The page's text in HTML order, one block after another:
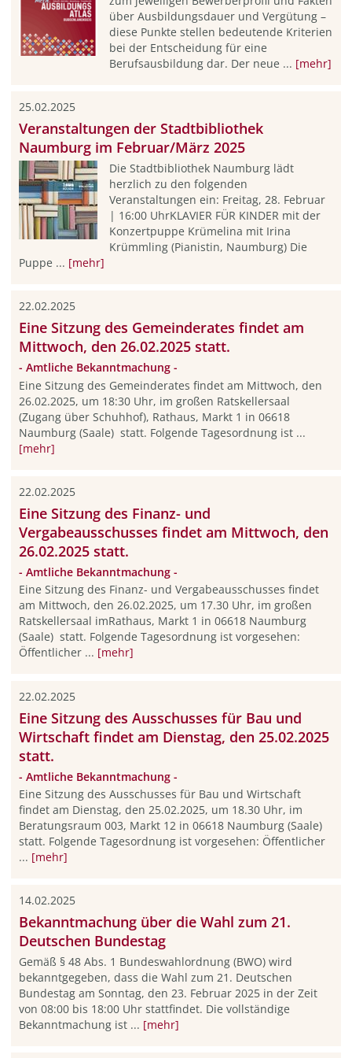
über Ausbildungsdauer und Vergütung –
diese Punkte stellen bedeutende Kriterien
bei der Entscheidung für eine
Berufsausbildung dar. Der neue ... [mehr]
25.02.2025
Veranstaltungen der Stadtbibliothek
Naumburg im Februar/März 2025
Die Stadtbibliothek Naumburg lädt
herzlich zu den folgenden
Veranstaltungen ein: Freitag, 28. Februar
| 16:00 UhrKLAVIER FÜR KINDER mit der
Konzertpuppe Krümelina mit Irina
Krümmling (Pianistin, Naumburg) Die
Puppe ... [mehr]
22.02.2025
Eine Sitzung des Gemeinderates findet am
Mittwoch, den 26.02.2025 statt.
- Amtliche Bekanntmachung -
Eine Sitzung des Gemeinderates findet am Mittwoch, den
26.02.2025, um 18:30 Uhr, im großen Ratskellersaal
(Zugang über Schuhhof), Rathaus, Markt 1 in 06618
Naumburg (Saale) statt. Folgende Tagesordnung ist ...
[mehr]
22.02.2025
Eine Sitzung des Finanz- und
Vergabeausschusses findet am Mittwoch, den
26.02.2025 statt.
- Amtliche Bekanntmachung -
Eine Sitzung des Finanz- und Vergabeausschusses findet
am Mittwoch, den 26.02.2025, um 17.30 Uhr, im großen
Ratskellersaal imRathaus, Markt 1 in 06618 Naumburg
(Saale) statt. Folgende Tagesordnung ist vorgesehen:
Öffentlicher ... [mehr]
22.02.2025
Eine Sitzung des Ausschusses für Bau und
Wirtschaft findet am Dienstag, den 25.02.2025
statt.
- Amtliche Bekanntmachung -
Eine Sitzung des Ausschusses für Bau und Wirtschaft
findet am Dienstag, den 25.02.2025, um 18.30 Uhr, im
Beratungsraum 003, Markt 12 in 06618 Naumburg (Saale)
statt. Folgende Tagesordnung ist vorgesehen: Öffentlicher
... [mehr]
14.02.2025
Bekanntmachung über die Wahl zum 21.
Deutschen Bundestag
Gemäß § 48 Abs. 1 Bundeswahlordnung (BWO) wird
bekanntgegeben, dass die Wahl zum 21. Deutschen
Bundestag am Sonntag, den 23. Februar 2025 in der Zeit
von 08:00 bis 18:00 Uhr stattfindet. Die vollständige
Bekanntmachung ist ... [mehr]